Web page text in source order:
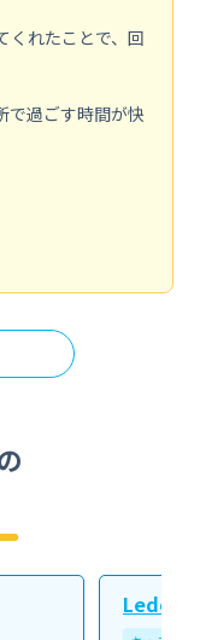
くれたことで、回
で過ごす時間が快
Ledope